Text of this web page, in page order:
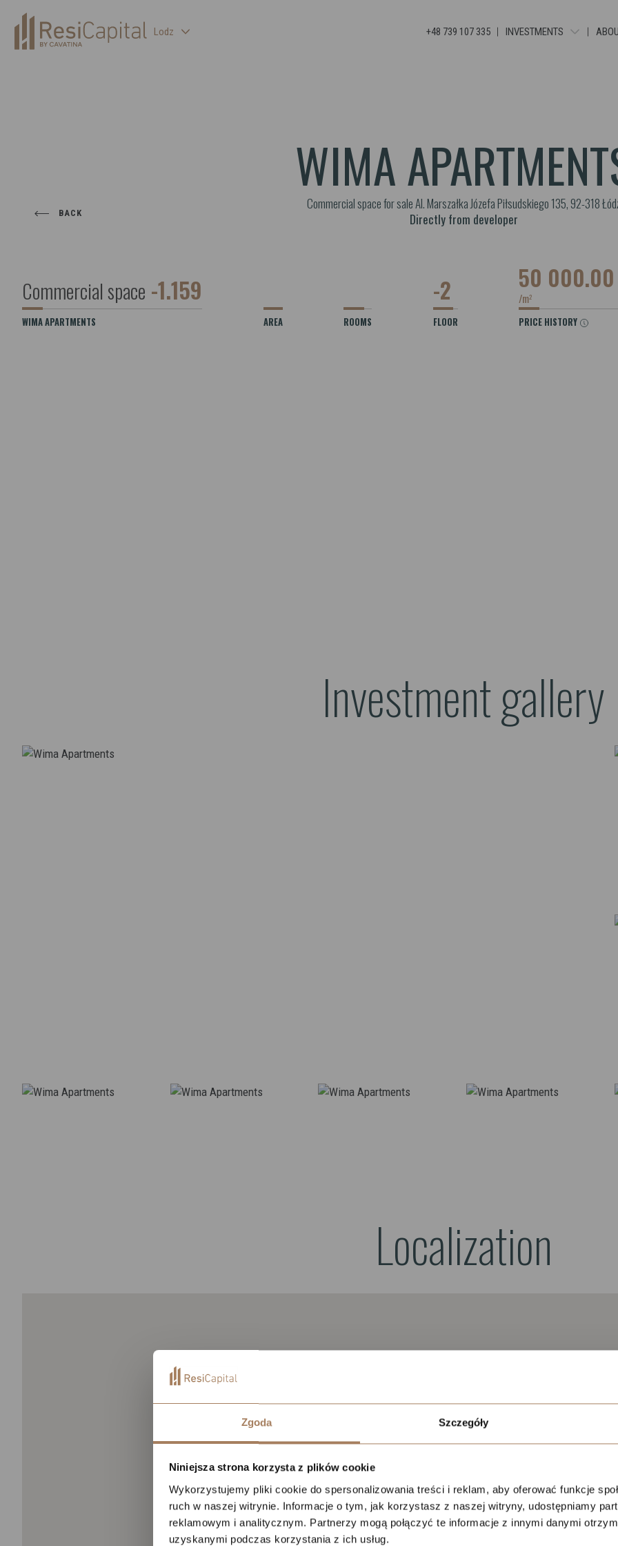
Zgoda Szczegóły
Niniejsza strona korzysta z plików cookie
Wykorzystujemy pliki cookie do spersonalizowania treści i reklam, aby oferować funkcje
ruch w naszej witrynie. Informacje o tym, jak korzystasz z naszej witryny, udostępniamy
reklamowym i analitycznym. Partnerzy mogą połączyć te informacje z innymi danymi
uzyskanymi podczas korzystania z ich usług.
Lodz +48 739 107 335 INVESTMENTS
TUWIMA APARTMENTS
WIMA
Commercial space for sale Al. Marszałka Józefa Piłsudskiego 135, 92-318
Directly from developer
BACK
WIMA APARTMENTS
Commercial space -1.159
AREA ROOMS FLOOR
-2
PRICE HISTORY
50
/m2
Investment gallery
Localization
Możliwości kontaktu
Zadzwońcie do mnie
Czy chcesz, żebyśmy
oddzwonili do Ciebie za darmo
w28sekund?